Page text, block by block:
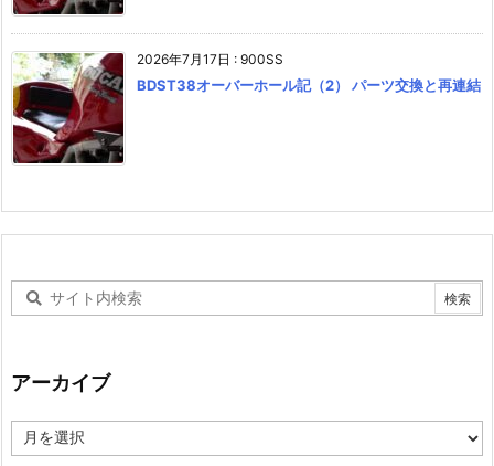
2026年7月17日 : 900SS
BDST38オーバーホール記（2） パーツ交換と再連結
アーカイブ
ー